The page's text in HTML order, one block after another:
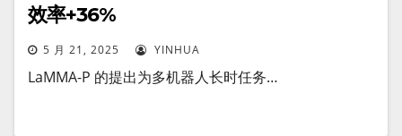
效率+36%
5 月 21, 2025 YINHUA
LaMMA-P 的提出为多机器人长时任务…